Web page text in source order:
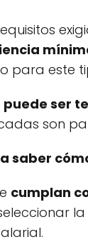
para este
ser
son
saber
cumplan